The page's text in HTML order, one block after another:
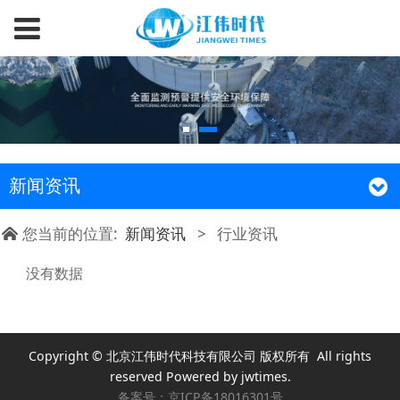
新闻资讯
您当前的位置: 新闻资讯 > 行业资讯
没有数据
Copyright © 北京江伟时代科技有限公司 版权所有 All rights
reserved Powered by jwtimes.